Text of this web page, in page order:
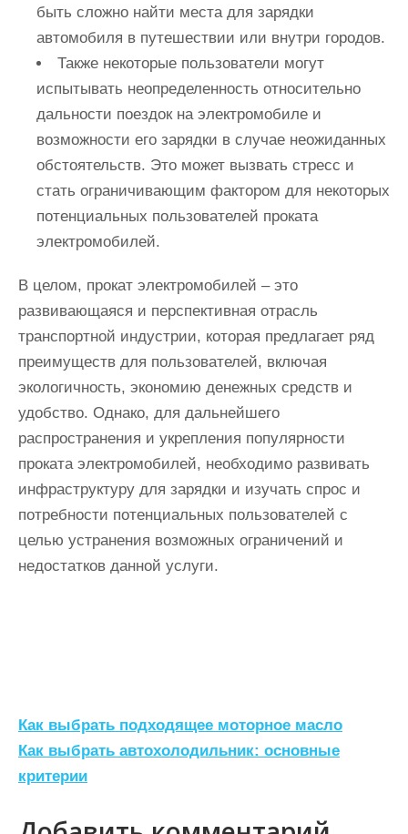
быть сложно найти места для зарядки
автомобиля в путешествии или внутри городов.
Также некоторые пользователи могут
испытывать неопределенность относительно
дальности поездок на электромобиле и
возможности его зарядки в случае неожиданных
обстоятельств. Это может вызвать стресс и
стать ограничивающим фактором для некоторых
потенциальных пользователей проката
электромобилей.
В целом, прокат электромобилей – это
развивающаяся и перспективная отрасль
транспортной индустрии, которая предлагает ряд
преимуществ для пользователей, включая
экологичность, экономию денежных средств и
удобство. Однако, для дальнейшего
распространения и укрепления популярности
проката электромобилей, необходимо развивать
инфраструктуру для зарядки и изучать спрос и
потребности потенциальных пользователей с
целью устранения возможных ограничений и
недостатков данной услуги.
Н
а
в
и
Как выбрать подходящее моторное масло
Как выбрать автохолодильник: основные
критерии